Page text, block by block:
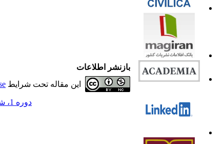
بازنشر اطلاعات
این مقاله تحت شرایط
دوره 1، شماره 3 - ( 1393 )